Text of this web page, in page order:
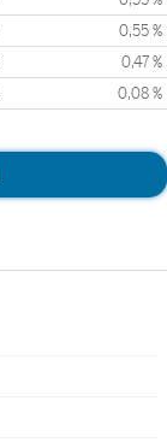
0,55 %
0,47 %
0,08 %